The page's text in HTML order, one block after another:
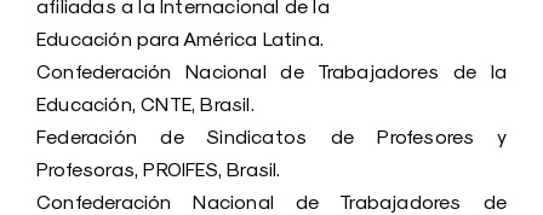
afiliadas a la Internacional de la
Educación para América Latina.
Confederación Nacional de Trabajadores de la
Educación, CNTE, Brasil.
Federación de Sindicatos de Profesores y
Profesoras, PROIFES, Brasil.
Confederación Nacional de Trabajadores de